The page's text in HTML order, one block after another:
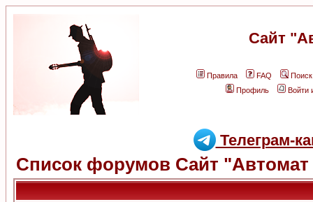
Сайт
Правила FAQ
Поиск
Профиль
Войти
Телеграм-
Список форумов Сайт "Автомат